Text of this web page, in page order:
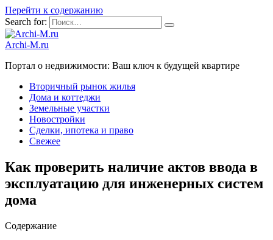
Перейти к содержанию
Search for:
Archi-M.ru
Портал о недвижимости: Ваш ключ к будущей квартире
Вторичный рынок жилья
Дома и коттеджи
Земельные участки
Новостройки
Сделки, ипотека и право
Свежее
Как проверить наличие актов ввода в
эксплуатацию для инженерных систем
дома
Содержание